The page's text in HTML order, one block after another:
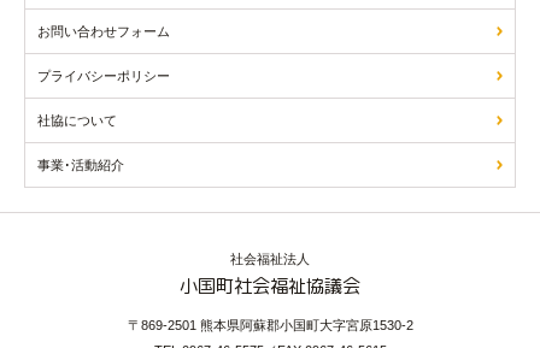
お問い合わせフォーム
プライバシーポリシー
社協について
事業･活動紹介
社会福祉法人
小国町社会福祉協議会
〒869-2501 熊本県阿蘇郡小国町大字宮原1530-2